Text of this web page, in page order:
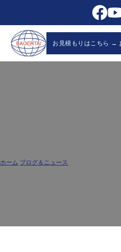
お見積もりはこちら →
ホーム ブログ＆ニュース